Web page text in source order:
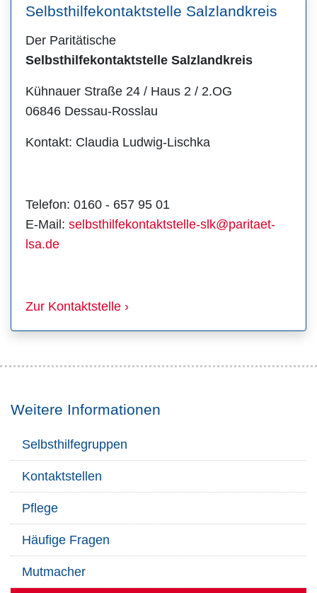
Selbsthilfekontaktstelle Salzlandkreis
Der Paritätische
Selbsthilfekontaktstelle Salzlandkreis
Kühnauer Straße 24 / Haus 2 / 2.OG
06846 Dessau-Rosslau
Kontakt: Claudia Ludwig-Lischka
Telefon: 0160 - 657 95 01
E-Mail: selbsthilfekontaktstelle-slk@paritaet-
lsa.de
Zur Kontaktstelle ›
Weitere Informationen
Selbsthilfegruppen
Kontaktstellen
Pflege
Häufige Fragen
Mutmacher